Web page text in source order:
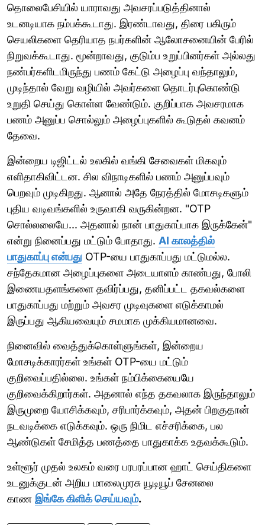
தொலைபேசியில் யாராவது அவசரப்படுத்தினால்
உடனடியாக நம்பக்கூடாது. இரண்டாவது, திரை பகிரும்
செயலிகளை தெரியாத நபர்களின் ஆலோசனையின் பேரில்
நிறுவக்கூடாது. மூன்றாவது, குடும்ப உறுப்பினர்கள் அல்லது
நண்பர்களிடமிருந்து பணம் கேட்டு அழைப்பு வந்தாலும்,
முடிந்தால் வேறு வழியில் அவர்களை தொடர்புகொண்டு
உறுதி செய்து கொள்ள வேண்டும். குறிப்பாக அவசரமாக
பணம் அனுப்ப சொல்லும் அழைப்புகளில் கூடுதல் கவனம்
தேவை.
இன்றைய டிஜிட்டல் உலகில் வங்கி சேவைகள் மிகவும்
எளிதாகிவிட்டன. சில விநாடிகளில் பணம் அனுப்பவும்
பெறவும் முடிகிறது. ஆனால் அதே நேரத்தில் மோசடிகளும்
புதிய வடிவங்களில் உருவாகி வருகின்றன. "OTP
சொல்லலையே... அதனால் நான் பாதுகாப்பாக இருக்கேன்"
என்று நினைப்பது மட்டும் போதாது. AI காலத்தில்
பாதுகாப்பு என்பது OTP-யை பாதுகாப்பது மட்டுமல்ல.
சந்தேகமான அழைப்புகளை அடையாளம் காண்பது, போலி
இணையதளங்களை தவிர்ப்பது, தனிப்பட்ட தகவல்களை
பாதுகாப்பது மற்றும் அவசர முடிவுகளை எடுக்காமல்
இருப்பது ஆகியவையும் சமமாக முக்கியமானவை.
நினைவில் வைத்துக்கொள்ளுங்கள், இன்றைய
மோசடிக்காரர்கள் உங்கள் OTP-யை மட்டும்
குறிவைப்பதில்லை. உங்கள் நம்பிக்கையையே
குறிவைக்கிறார்கள். அதனால் எந்த தகவலாக இருந்தாலும்
இருமுறை யோசிக்கவும், சரிபார்க்கவும், அதன் பிறகுதான்
நடவடிக்கை எடுக்கவும். ஒரு நிமிட எச்சரிக்கை, பல
ஆண்டுகள் சேமித்த பணத்தை பாதுகாக்க உதவக்கூடும்.
உள்ளூர் முதல் உலகம் வரை பரபரப்பான ஹாட் செய்திகளை
உடனுக்குடன் அறிய மாலைமுரசு யூடியூப் சேனலை
காண இங்கே கிளிக் செய்யவும்.